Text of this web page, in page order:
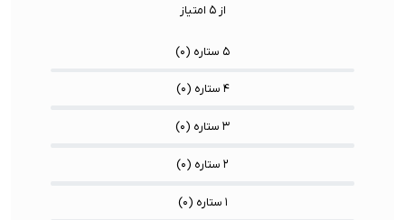
از ۵ امتیاز
۵ ستاره ( ۰)
۴ ستاره ( ۰)
۳ ستاره ( ۰)
۲ ستاره ( ۰)
۱ ستاره ( ۰)